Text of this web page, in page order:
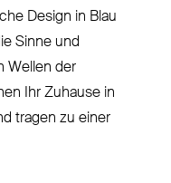
Design in Blau
Sinne und
Wellen der
Ihr Zuhause in
tragen zu einer